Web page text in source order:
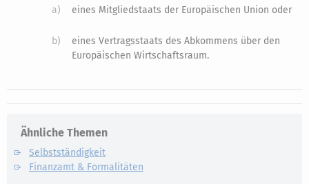
a) eines Mitgliedstaats der Europäischen Union oder
b)
eines Vertragsstaats des Abkommens über den
Europäischen Wirtschaftsraum.
Ähnliche Themen
Selbstständigkeit
Finanzamt & Formalitäten